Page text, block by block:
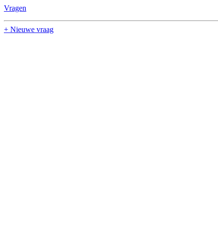
Vragen
+ Nieuwe vraag